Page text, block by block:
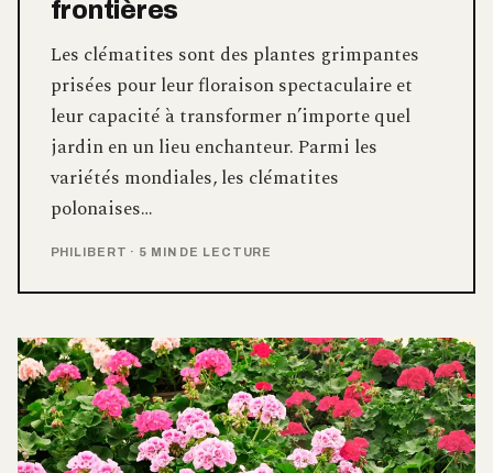
frontières
Les clématites sont des plantes grimpantes
prisées pour leur floraison spectaculaire et
leur capacité à transformer n’importe quel
jardin en un lieu enchanteur. Parmi les
variétés mondiales, les clématites
polonaises…
PHILIBERT · 5 MIN DE LECTURE